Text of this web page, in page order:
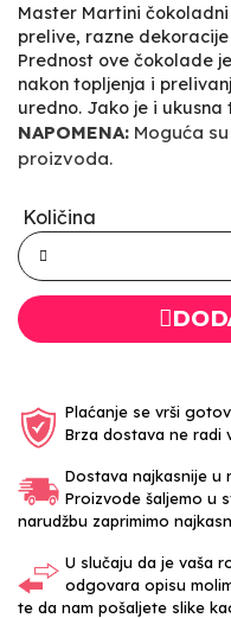
Master Martini
prelive, razne
Prednost ove čokolade
nakon topljenja i
uredno. Jako je i
NAPOMENA: Moguća
proizvoda.
Količina
Plaćanje se vrši
Brza dostava ne radi
Dostava najkasnije u
Proizvode šaljemo u
narudžbu zaprimimo
U slučaju da je vaša
odgovara opisu
te da nam pošaljete slike